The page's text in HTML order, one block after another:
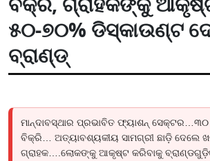
୫୦-୭୦% ଡିସ୍‌କାଉଣ୍ଟ
ବ୍ରାଣ୍ଡ୍
ମାନ୍ଦାବସ୍ଥାର ପ୍ରଭାବିତ ଫ୍ୟାଶନ୍
ବିକ୍ରି… ଅତ୍ୟାବଶ୍ୟକୀୟ ସାମଗ୍ରୀ ଛାଡ଼ି ଦେଲେ
ଗ୍ରାହକ….ଲୋକଙ୍କୁ ଆକୃଷ୍ଟ କରିବାକୁ